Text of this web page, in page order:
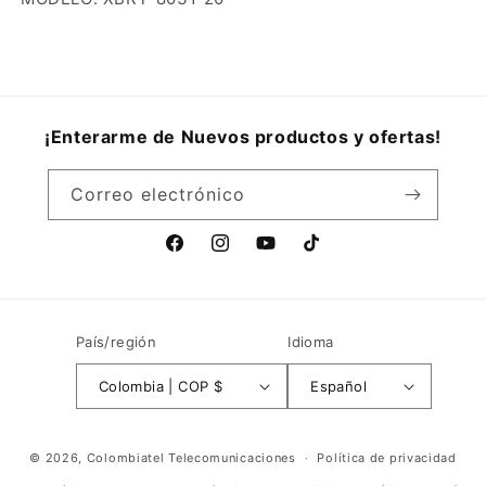
¡Enterarme de Nuevos productos y ofertas!
Correo electrónico
FacebookInstagramYouTubeTikTok
País/región
Colombia | COP $
Idioma
Español
de
© 2026, Colombiatel Telecomunicaciones Política de privacidad